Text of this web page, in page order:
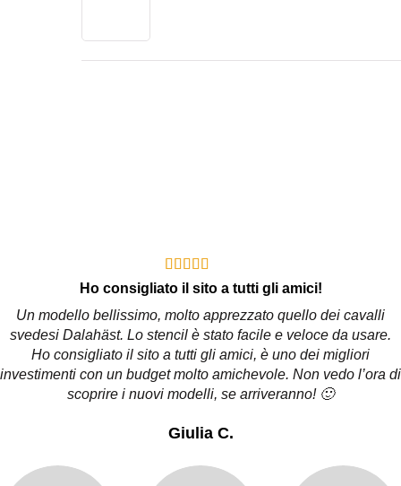
Ho consigliato il sito a tutti gli amici!
Un modello bellissimo, molto apprezzato quello dei cavalli
svedesi Dalahäst. Lo stencil è stato facile e veloce da usare.
Ho consigliato il sito a tutti gli amici, è uno dei migliori
investimenti con un budget molto amichevole. Non vedo l’ora di
scoprire i nuovi modelli, se arriveranno! 🙂
Giulia C.